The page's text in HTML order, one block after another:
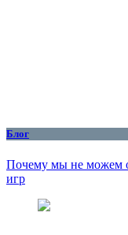
Блог
Почему мы не можем
игр